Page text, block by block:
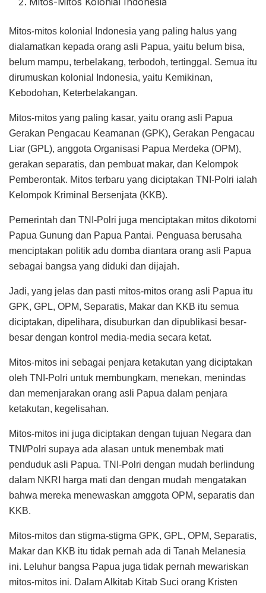
Mitos-mitos kolonial Indonesia yang paling halus yang
dialamatkan kepada orang asli Papua, yaitu belum bisa,
belum mampu, terbelakang, terbodoh, tertinggal. Semua itu
dirumuskan kolonial Indonesia, yaitu Kemikinan,
Kebodohan, Keterbelakangan.
Mitos-mitos yang paling kasar, yaitu orang asli Papua
Gerakan Pengacau Keamanan (GPK), Gerakan Pengacau
Liar (GPL), anggota Organisasi Papua Merdeka (OPM),
gerakan separatis, dan pembuat makar, dan Kelompok
Pemberontak. Mitos terbaru yang diciptakan TNI-Polri ialah
Kelompok Kriminal Bersenjata (KKB).
Pemerintah dan TNI-Polri juga menciptakan mitos dikotomi
Papua Gunung dan Papua Pantai. Penguasa berusaha
menciptakan politik adu domba diantara orang asli Papua
sebagai bangsa yang diduki dan dijajah.
Jadi, yang jelas dan pasti mitos-mitos orang asli Papua itu
GPK, GPL, OPM, Separatis, Makar dan KKB itu semua
diciptakan, dipelihara, disuburkan dan dipublikasi besar-
besar dengan kontrol media-media secara ketat.
Mitos-mitos ini sebagai penjara ketakutan yang diciptakan
oleh TNI-Polri untuk membungkam, menekan, menindas
dan memenjarakan orang asli Papua dalam penjara
ketakutan, kegelisahan.
Mitos-mitos ini juga diciptakan dengan tujuan Negara dan
TNI/Polri supaya ada alasan untuk menembak mati
penduduk asli Papua. TNI-Polri dengan mudah berlindung
dalam NKRI harga mati dan dengan mudah mengatakan
bahwa mereka menewaskan amggota OPM, separatis dan
KKB.
Mitos-mitos dan stigma-stigma GPK, GPL, OPM, Separatis,
Makar dan KKB itu tidak pernah ada di Tanah Melanesia
ini. Leluhur bangsa Papua juga tidak pernah mewariskan
mitos-mitos ini. Dalam Alkitab Kitab Suci orang Kristen